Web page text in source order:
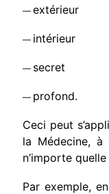
— extérieur
— intérieur
— secret
— profond.
Ceci peut
la Médecine, à
n’importe
Par exemple,